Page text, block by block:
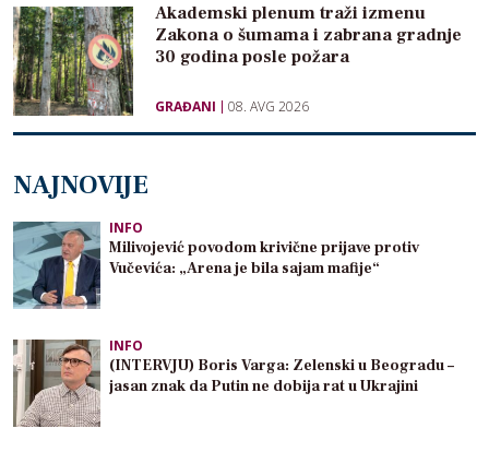
Akademski plenum traži izmenu
Zakona o šumama i zabrana gradnje
30 godina posle požara
GRAĐANI 08. AVG 2026
NAJNOVIJE
INFO
Milivojević povodom krivične prijave protiv
Vučevića: „Arena je bila sajam mafije“
INFO
(INTERVJU) Boris Varga: Zelenski u Beogradu –
jasan znak da Putin ne dobija rat u Ukrajini